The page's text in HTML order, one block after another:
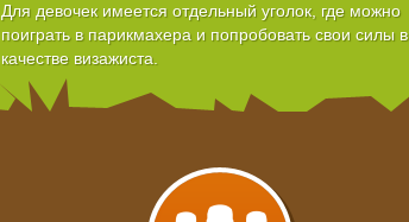
Для девочек имеется отдельный уголок, где можно
поиграть в парикмахера и попробовать свои силы в
качестве визажиста.